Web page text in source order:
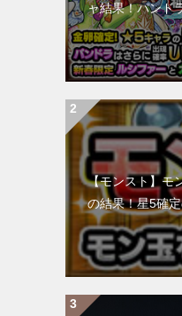
ャ結果！パンド
【モンスト】モ
の結果！星5確